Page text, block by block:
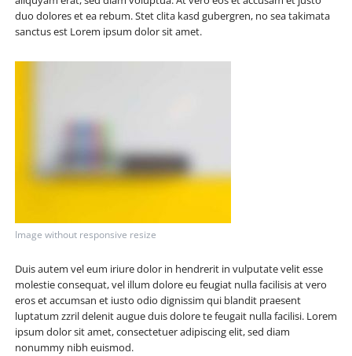
duo dolores et ea rebum. Stet clita kasd gubergren, no sea takimata
sanctus est Lorem ipsum dolor sit amet.
Image without responsive resize
Duis autem vel eum iriure dolor in hendrerit in vulputate velit esse
molestie consequat, vel illum dolore eu feugiat nulla facilisis at vero
eros et accumsan et iusto odio dignissim qui blandit praesent
luptatum zzril delenit augue duis dolore te feugait nulla facilisi. Lorem
ipsum dolor sit amet, consectetuer adipiscing elit, sed diam
nonummy nibh euismod.